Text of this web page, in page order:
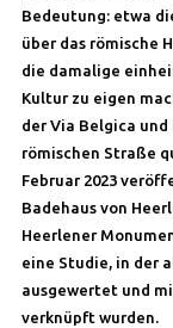
Bedeutung: etwa
über das römische
die damalige
Kultur zu eigen
der Via Belgica
römischen Straße
Februar 2023
Badehaus von
Heerlener
eine Studie, in der
ausgewertet und
verknüpft wurden.